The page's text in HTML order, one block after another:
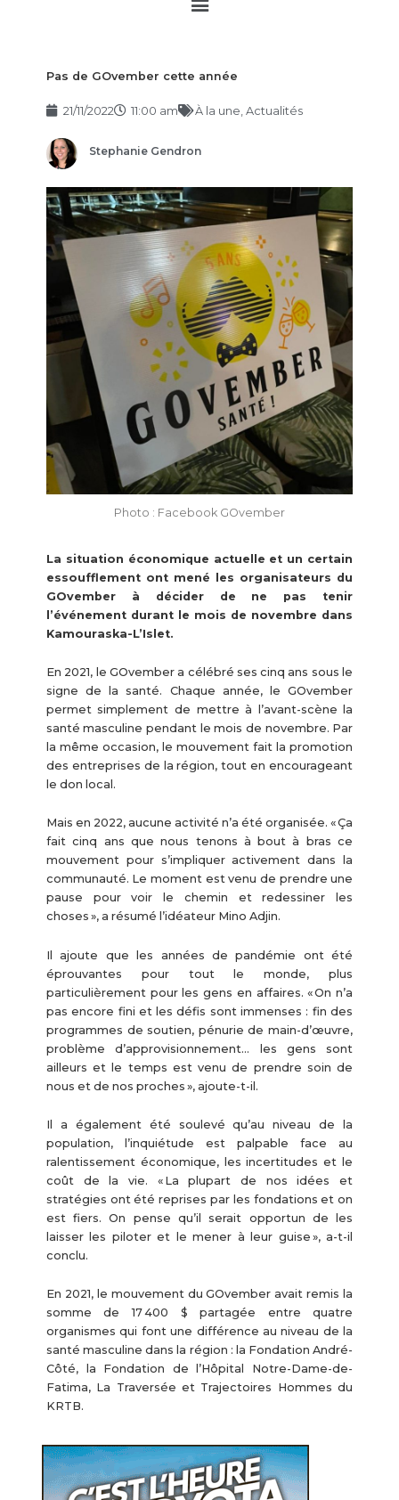
Pas de GOvember cette année
21/11/2022 11:00 am À la une Actualités
Stephanie Gendron
Photo : Facebook GOvember
La situation économique actuelle et un certain
essoufflement ont mené les organisateurs du
GOvember à décider de ne pas tenir
l’événement durant le mois de novembre dans
Kamouraska-L’Islet.
En 2021, le GOvember a célébré ses cinq ans sous le
signe de la santé. Chaque année, le GOvember
permet simplement de mettre à l’avant-scène la
santé masculine pendant le mois de novembre. Par
la même occasion, le mouvement fait la promotion
des entreprises de la région, tout en encourageant
le don local.
Mais en 2022, aucune activité n’a été organisée. « Ça
fait cinq ans que nous tenons à bout à bras ce
mouvement pour s’impliquer activement dans la
communauté. Le moment est venu de prendre une
pause pour voir le chemin et redessiner les
choses », a résumé l’idéateur Mino Adjin.
Il ajoute que les années de pandémie ont été
éprouvantes pour tout le monde, plus
particulièrement pour les gens en affaires. « On n’a
pas encore fini et les défis sont immenses : fin des
programmes de soutien, pénurie de main-d’œuvre,
problème d’approvisionnement… les gens sont
ailleurs et le temps est venu de prendre soin de
nous et de nos proches », ajoute-t-il.
Il a également été soulevé qu’au niveau de la
population, l’inquiétude est palpable face au
ralentissement économique, les incertitudes et le
coût de la vie. « La plupart de nos idées et
stratégies ont été reprises par les fondations et on
est fiers. On pense qu’il serait opportun de les
laisser les piloter et le mener à leur guise », a-t-il
conclu.
En 2021, le mouvement du GOvember avait remis la
somme de 17 400 $ partagée entre quatre
organismes qui font une différence au niveau de la
santé masculine dans la région : la Fondation André-
Côté, la Fondation de l’Hôpital Notre-Dame-de-
Fatima, La Traversée et Trajectoires Hommes du
KRTB.